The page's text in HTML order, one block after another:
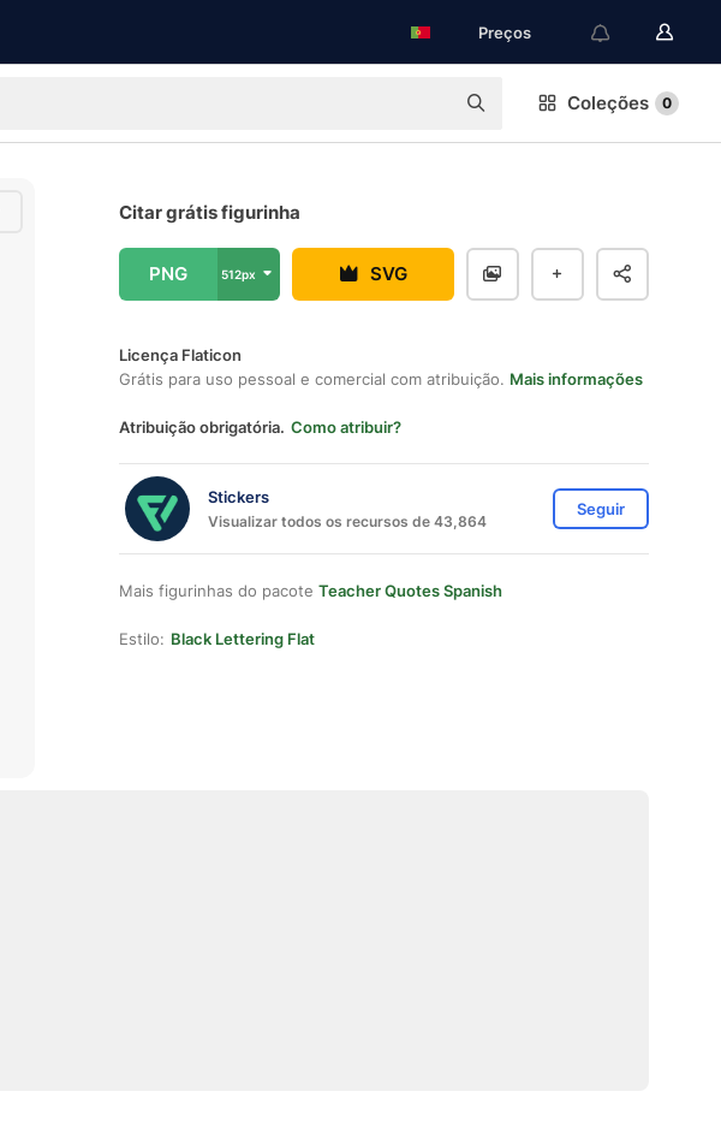
Preços
Coleções 0
Citar grátis figurinha
PNG 512px SVG
Licença Flaticon
Grátis para uso pessoal e comercial com atribuição. Mais informações
Atribuição obrigatória. Como atribuir?
Stickers
Visualizar todos os recursos de 43,864
Seguir
Mais figurinhas do pacote Teacher Quotes Spanish
Estilo: Black Lettering Flat